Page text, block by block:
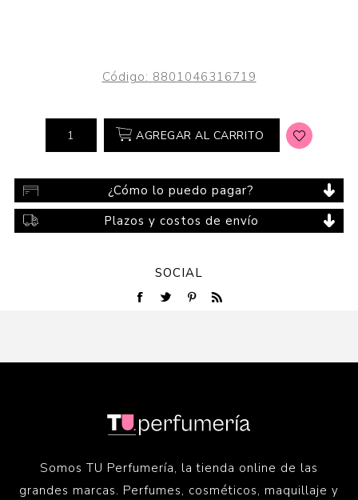
Código: 8801046316719
AGREGAR AL CARRITO
¿Cómo lo puedo pagar?
Plazos y costos de envío
SOCIAL
Somos TU Perfumería, la tienda online de las
grandes marcas. Perfumes, cosméticos, maquillaje y